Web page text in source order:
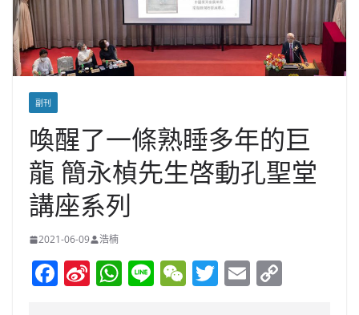
副刊
喚醒了一條熟睡多年的巨
龍 簡永楨先生啓動孔聖堂
講座系列
2021-06-09 浩楠
F Si W Li W T E